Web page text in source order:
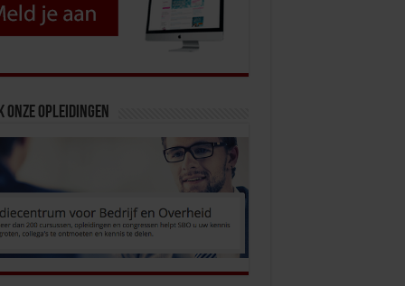
onze opleidingen